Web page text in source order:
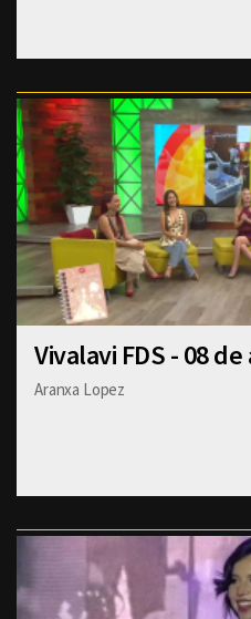
Vivalavi FDS - 08
Aranxa Lopez